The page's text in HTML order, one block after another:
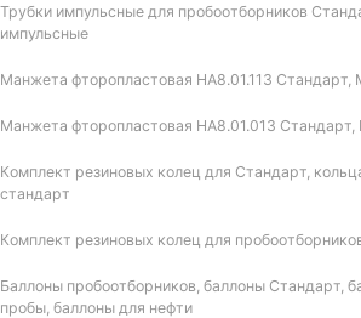
Трубки импульсные для пробоотборников
импульсные
Манжета фторопластовая НА8.01.113
Манжета фторопластовая НА8.01.013
Комплект резиновых колец для Стандарт,
стандарт
Комплект резиновых колец для
Баллоны пробоотборников, баллоны Стандарт,
пробы, баллоны для нефти